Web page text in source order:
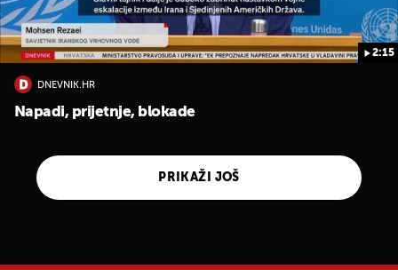
2:15
DNEVNIK.HR
Napadi, prijetnje, blokade
PRIKAŽI JOŠ